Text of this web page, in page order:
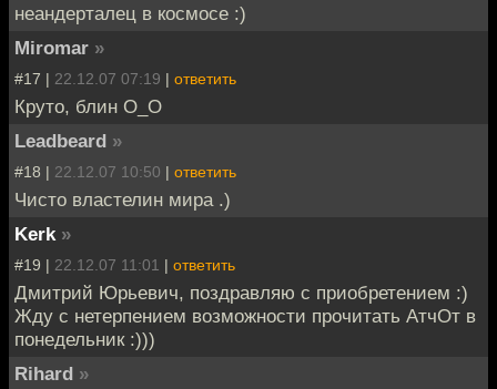
неандерталец в космосе :)
Miromar »
#17 | 22.12.07 07:19 | ответить
Круто, блин О_О
Leadbeard »
#18 | 22.12.07 10:50 | ответить
Чисто властелин мира .)
Kerk »
#19 | 22.12.07 11:01 | ответить
Дмитрий Юрьевич, поздравляю с приобретением :)
Жду с нетерпением возможности прочитать АтчОт в
понедельник :)))
Rihard »